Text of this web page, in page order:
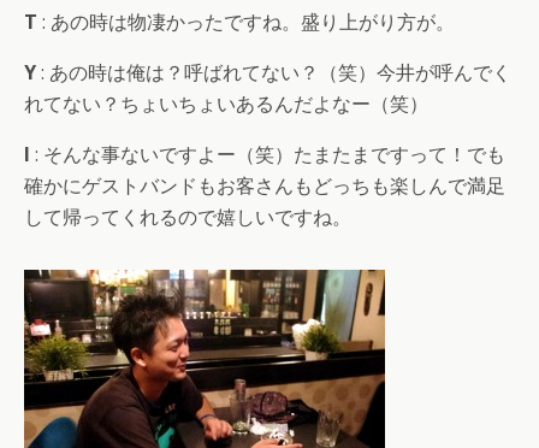
T : あの時は物凄かったですね。盛り上がり方が。
Y: あの時は俺は？呼ばれてない？（笑）今井が呼んでく
れてない？ちょいちょいあるんだよなー（笑）
I : そんな事ないですよー（笑）たまたまですって！でも
確かにゲストバンドもお客さんもどっちも楽しんで満足
して帰ってくれるので嬉しいですね。